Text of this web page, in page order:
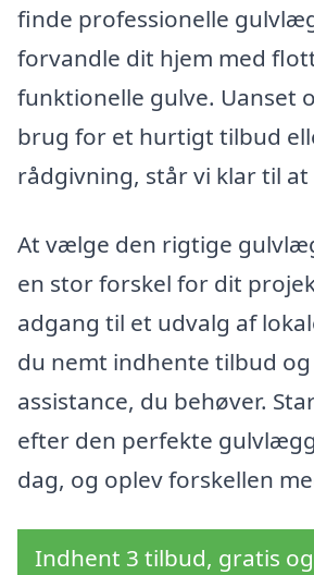
finde professionelle
forvandle dit hjem med
funktionelle gulve. Uanset
brug for et hurtigt tilbud
rådgivning, står vi klar til at
At vælge den rigtige
en stor forskel for dit
adgang til et udvalg af
du nemt indhente tilbud
assistance, du behøver.
efter den perfekte
dag, og oplev forskellen
Indhent 3 tilbud, gratis og